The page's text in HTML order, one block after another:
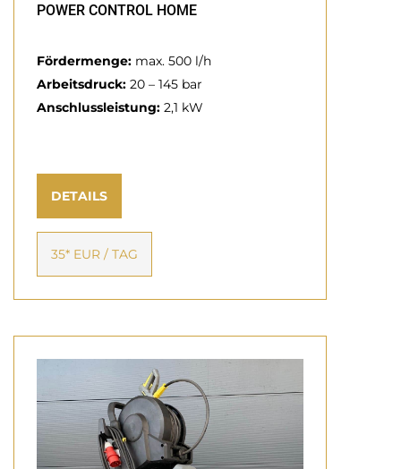
POWER CONTROL HOME
Fördermenge: max. 500 l/h
Arbeitsdruck: 20 – 145 bar
Anschlussleistung: 2,1 kW
DETAILS
35* EUR / TAG